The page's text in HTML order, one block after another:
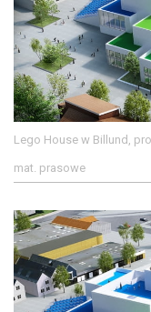
Lego House w Billund,
mat. prasowe